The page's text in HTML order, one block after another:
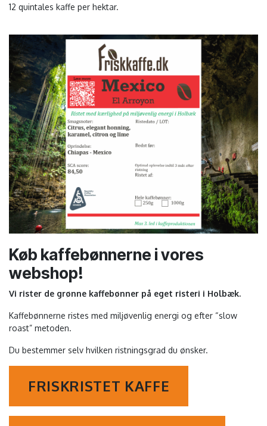
12 quintales kaffe per hektar.
Køb kaffebønnerne i vores
webshop!
Vi rister de grønne kaffebønner på eget risteri i Holbæk.
Kaffebønnerne ristes med miljøvenlig energi og efter “slow
roast” metoden.
Du bestemmer selv hvilken ristningsgrad du ønsker.
FRISKRISTET KAFFE